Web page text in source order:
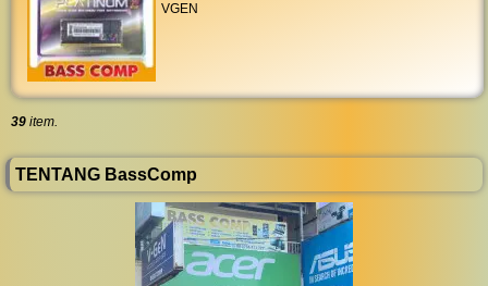
VGEN
39 item.
TENTANG BassComp